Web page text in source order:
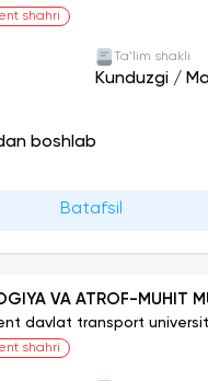
shahri
Ta'lim shakli
Kunduzgi /
boshlab
Batafsil
VA ATROF-MUHIT
TRANSPORTI)
davlat transport
shahri